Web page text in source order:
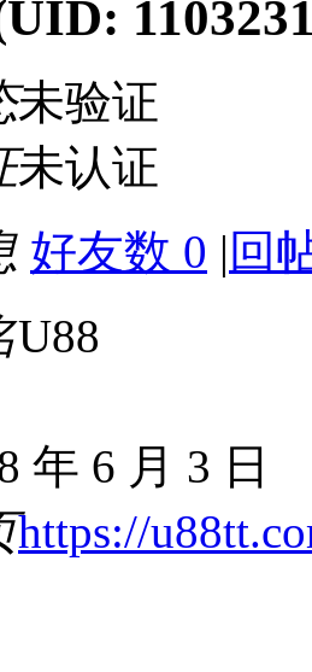
未验证
未认证
好友数 0 | 回
U88
年 6 月 3 日
https://